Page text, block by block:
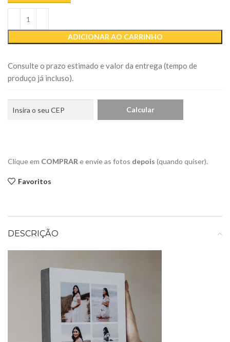
ADICIONAR AO CARRINHO
Consulte o prazo estimado e valor da entrega (tempo de
produço já incluso).
Clique em COMPRAR e envie as fotos depois (quando quiser).
Favoritos
DESCRIÇÃO